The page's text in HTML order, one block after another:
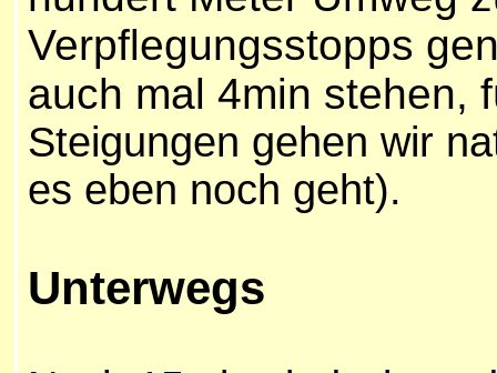
Verpflegungsstopps
auch mal 4min stehen,
Steigungen gehen wir
es eben noch geht).
Unterwegs